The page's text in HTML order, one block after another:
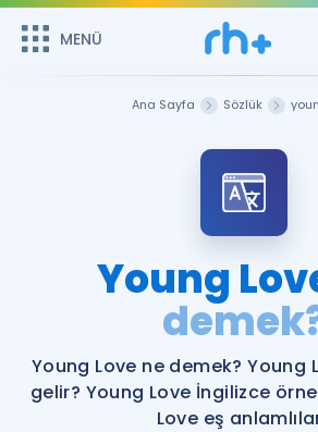
MENÜ
Şifremi
Sepetin Şu An
Remzi Hoca ile seni sınava
bekliyor!
MENÜ
Katılımcı Görüşleri
Faydalı Araçlar
Ücretsiz Kaynaklar
İngilizce
Ana Sayfa Sözlük
Young
Young Love ne demek? Young
gelir? Young Love İngilizce
Love eş